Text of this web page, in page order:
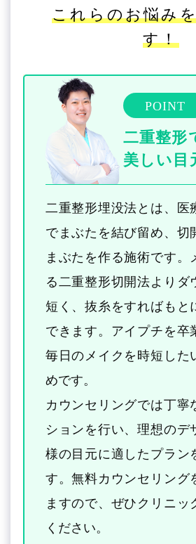
これらのお悩み
す！
POINT
二重整形
美しい目
二重整形埋没法とは、医
でまぶたを結び留め、切
まぶたを作る施術です。
る二重整形切開法よりダ
短く、抜糸をすればもと
できます。アイプチを卒
毎日のメイクを時短した
めです。
カウンセリングでは丁寧
ションを行い、理想のデ
様の目元に適したプラン
す。無料カウンセリング
ますので、ぜひクリニッ
ください。